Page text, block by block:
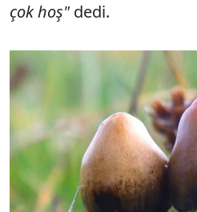
çok hoş" dedi.